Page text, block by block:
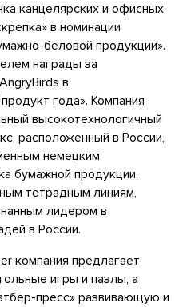
канцелярских и офисных
в номинации
беловой продукции».
награды за
в
года». Компания
высокотехнологичный
расположенный в России,
немецким
бумажной продукции.
тетрадным линиям,
лидером в
в России.
компания предлагает
игры и пазлы, а
пресс» развивающую и